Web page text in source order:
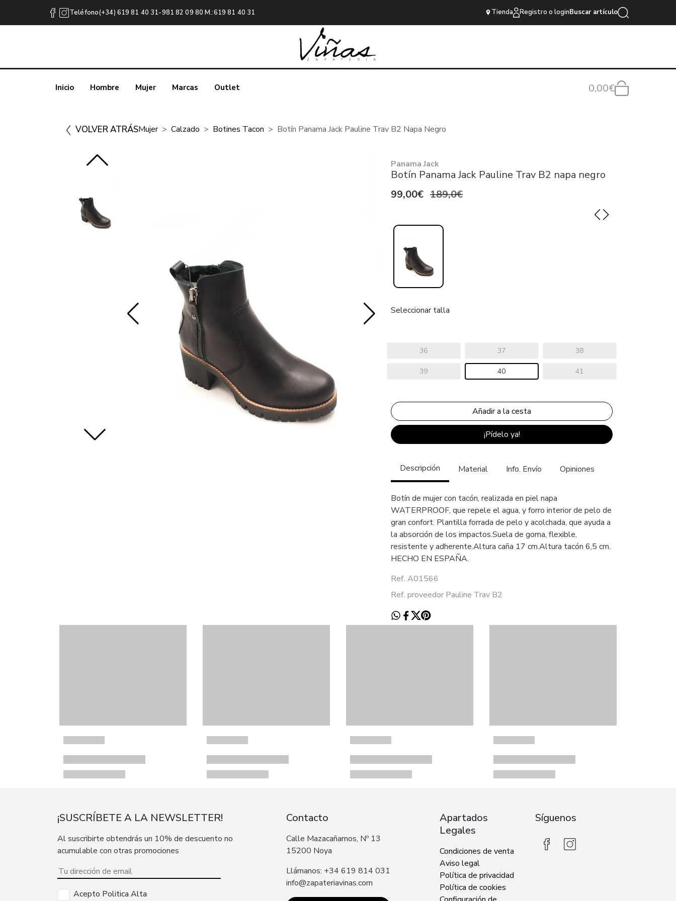
Teléfono(+34) 619 81 40 31-981 82 09 80 M.:619 81 40 31 Tienda Registro o loginBuscar artículo
Inicio Hombre Mujer Marcas Outlet 0,00€
VOLVER ATRÁSMujer Calzado Botines Tacon Botín Panama Jack Pauline Trav B2 Napa Negro
Panama Jack
Botín Panama Jack Pauline Trav B2 napa negro
99,00€ 189,0€
Seleccionar talla
36 37 38
39 40 41
¡Pídelo ya!
Descripción Material Info. Envío Opiniones
Botín de mujer con tacón, realizada en piel napa
WATERPROOF, que repele el agua, y forro interior de pelo de
gran confort. Plantilla forrada de pelo y acolchada, que ayuda a
la absorción de los impactos.Suela de goma, flexible,
resistente y adherente.Altura caña 17 cm.Altura tacón 6,5 cm.
HECHO EN ESPAÑA.
Ref. A01566
Ref. proveedor Pauline Trav B2
¡SUSCRÍBETE A LA NEWSLETTER!
Al suscribirte obtendrás un 10% de descuento no
acumulable con otras promociones
Acepto Politica Alta
Contacto
Calle Mazacañamos, Nº 13
15200 Noya
Llámanos: +34 619 814 031
info@zapateriavinas.com
Apartados
Legales
Condiciones de venta
Aviso legal
Política de privacidad
Política de cookies
Síguenos